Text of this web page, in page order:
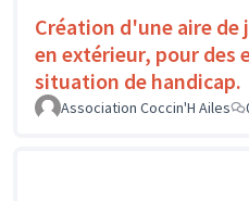
Création d'une aire de
en extérieur, pour des
situation de handicap.
Association Coccin'H Ailes